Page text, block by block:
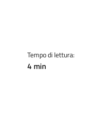
Tempo di lettura:
4 min